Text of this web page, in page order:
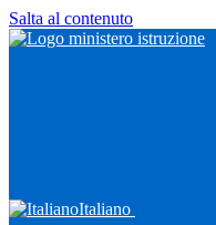
Salta al contenuto
Italiano